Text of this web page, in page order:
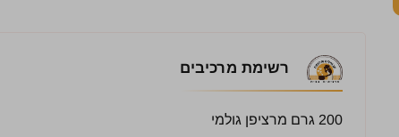
רשימת מרכיבים
200 גרם מרציפן גולמי